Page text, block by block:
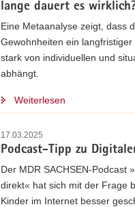
lange dauert es
Eine Metaanalyse zeigt, dass
Gewohnheiten ein
stark von individuellen und
abhängt.
Weiterlesen
17.03.2025
Podcast-Tipp zu
Der MDR SACHSEN-Podcast
direkt« hat sich mit der Frage
Kinder im Internet besser